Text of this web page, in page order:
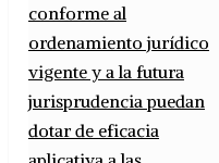
conforme al
ordenamiento jurídico
vigente y a la futura
jurisprudencia puedan
dotar de eficacia